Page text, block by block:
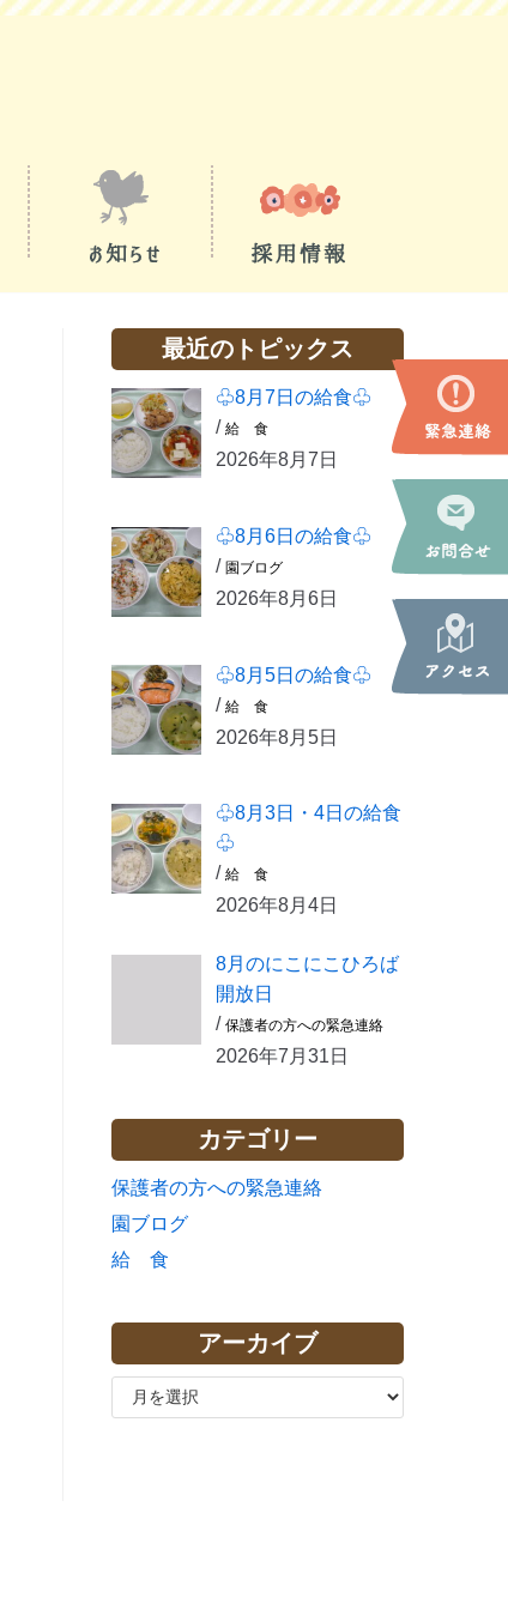
最近のトピックス
♧8月7日の給食♧
/ 給 食
2026年8月7日
♧8月6日の給食♧
/ 園ブログ
2026年8月6日
♧8月5日の給食♧
/ 給 食
2026年8月5日
♧8月3日・4日の給食
♧
/ 給 食
2026年8月4日
8月のにこにこひろば
開放日
/ 保護者の方への緊急連絡
2026年7月31日
カテゴリー
保護者の方への緊急連絡
園ブログ
給 食
アーカイブ